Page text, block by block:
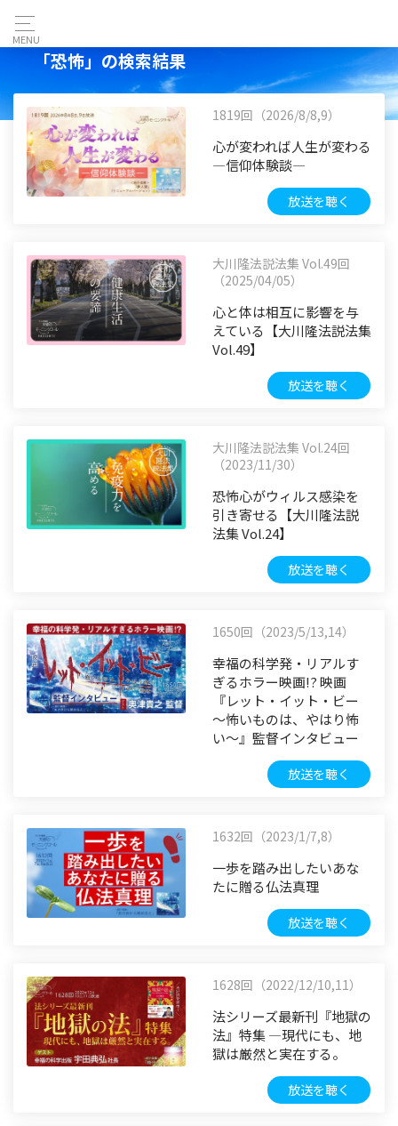
MENU
「恐怖」の検索結果
1819回（2026/8/8,9）
心が変われば人生が変わる
―信仰体験談―
放送を聴く
大川隆法説法集 Vol.49回
（2025/04/05）
心と体は相互に影響を与
えている【大川隆法説法集
Vol.49】
放送を聴く
大川隆法説法集 Vol.24回
（2023/11/30）
恐怖心がウィルス感染を
引き寄せる【大川隆法説
法集 Vol.24】
放送を聴く
1650回（2023/5/13,14）
幸福の科学発・リアルす
ぎるホラー映画!? 映画
『レット・イット・ビー
～怖いものは、やはり怖
い～』監督インタビュー
放送を聴く
1632回（2023/1/7,8）
一歩を踏み出したいあな
たに贈る仏法真理
放送を聴く
1628回（2022/12/10,11）
法シリーズ最新刊『地獄の
法』特集 ―現代にも、地
獄は厳然と実在する。
放送を聴く